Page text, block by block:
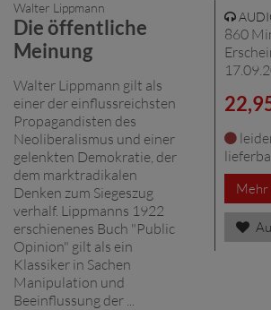
Walter Lippmann
Die öffentliche
Meinung
Walter Lippmann gilt als
einer der einflussreichsten
Propagandisten des
Neoliberalismus und einer
gelenkten Demokratie, der
dem marktradikalen
Denken zum Siegeszug
verhalf. Lippmanns 1922
erschienenes Buch "Public
Opinion" gilt als ein
Klassiker in Sachen
Manipulation und
Beeinflussung der ...
860
Mehr